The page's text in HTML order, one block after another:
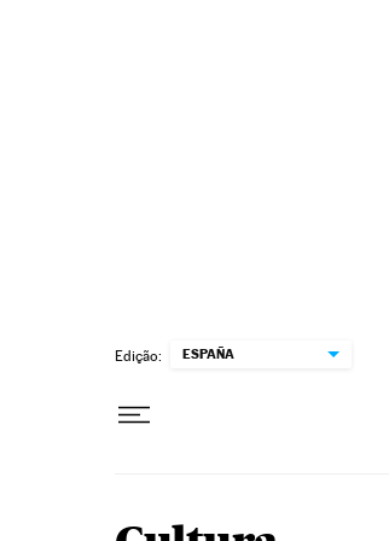
Edição: ESPAÑA